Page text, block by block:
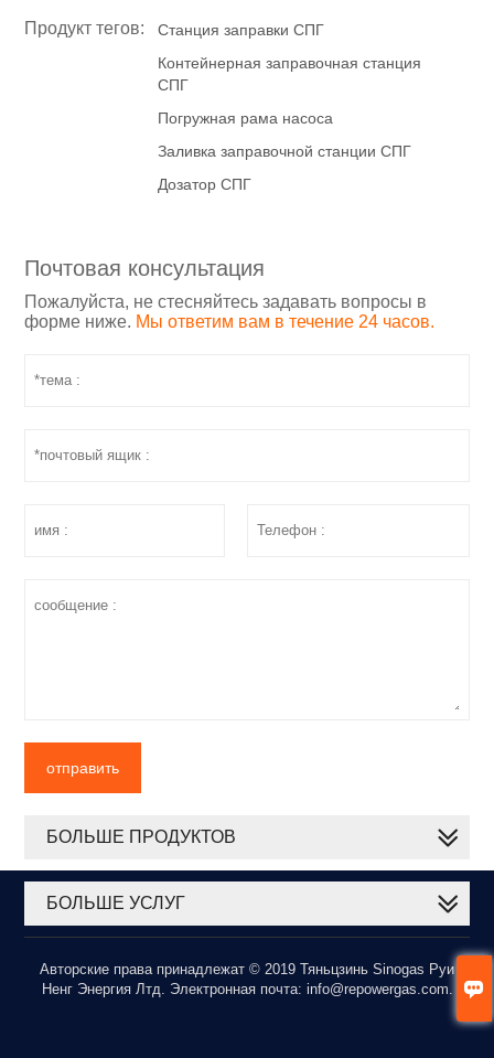

Продукт тегов:
Станция заправки СПГ
Контейнерная заправочная станция
СПГ
Погружная рама насоса
Заливка заправочной станции СПГ
Дозатор СПГ
Почтовая консультация
Пожалуйста, не стесняйтесь задавать вопросы в
форме ниже. Мы ответим вам в течение 24 часов.
отправить
БОЛЬШЕ ПРОДУКТОВ
БОЛЬШЕ УСЛУГ
Авторские права принадлежат © 2019 Тяньцзинь Sinogas Руи
Ненг Энергия Лтд. Электронная почта: info@repowergas.com.